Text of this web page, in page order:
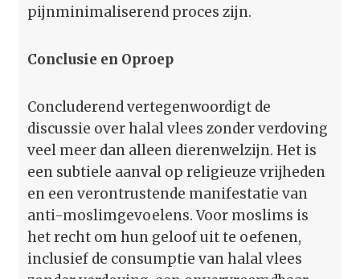
pijnminimaliserend proces zijn.
Conclusie en Oproep
Concluderend vertegenwoordigt de
discussie over halal vlees zonder verdoving
veel meer dan alleen dierenwelzijn. Het is
een subtiele aanval op religieuze vrijheden
en een verontrustende manifestatie van
anti-moslimgevoelens. Voor moslims is
het recht om hun geloof uit te oefenen,
inclusief de consumptie van halal vlees